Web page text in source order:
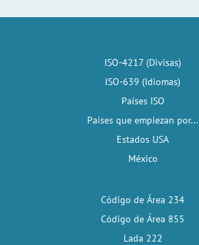
ISO-4217 (Divisas)
ISO-639 (Idiomas)
Países ISO
Países que empiezan por...
Estados USA
México
Código de Área 234
Código de Área 855
Lada 222